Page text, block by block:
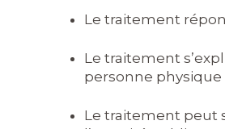
Le traitement
Le traitement
personne physique
Le traitement peut